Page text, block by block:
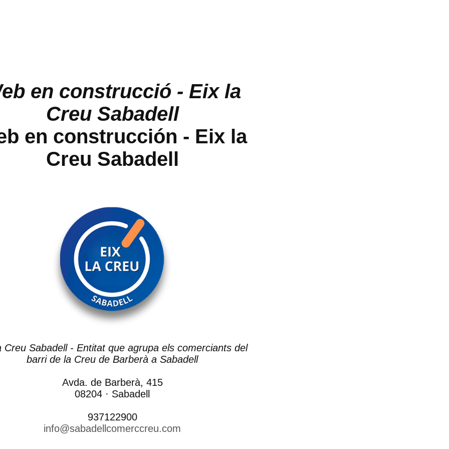
en construcció - Eix la
Creu Sabadell
en construcción - Eix la
Creu Sabadell
Creu Sabadell - Entitat que agrupa els comerciants del
barri de la Creu de Barberà a Sabadell
Avda. de Barberà, 415
08204 · Sabadell
937122900
info@sabadellcomerccreu.com